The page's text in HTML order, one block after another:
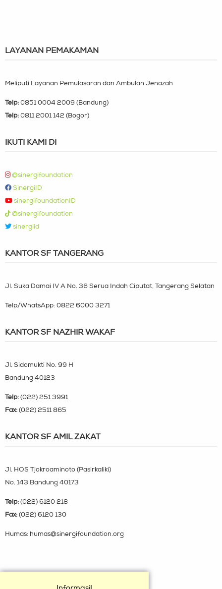
LAYANAN PEMAKAMAN
Meliputi Layanan Pemulasaran dan Ambulan Jenazah
Telp: 0851 0004 2009 (Bandung)
Telp: 0811 2001 142 (Bogor)
IKUTI KAMI DI
@sinergifoundation
SinergiID
sinergifoundationID
@sinergifoundation
sinergiid
KANTOR SF TANGERANG
Jl. Suka Damai IV A No. 36 Serua Indah Ciputat, Tangerang Selatan
Telp/WhatsApp: 0822 6000 3271
KANTOR SF NAZHIR WAKAF
Jl. Sidomukti No. 99 H
Bandung 40123
Telp: (022) 251 3991
Fax: (022) 2511 865
KANTOR SF AMIL ZAKAT
Jl. HOS Tjokroaminoto (Pasirkaliki)
No. 143 Bandung 40173
Telp: (022) 6120 218
Fax: (022) 6120 130
Humas: humas@sinergifoundation.org